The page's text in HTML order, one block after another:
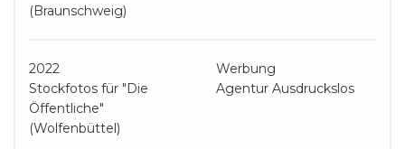
(Braunschweig)
2022
Werbung
Stockfotos für "Die
Öffentliche"
(Wolfenbüttel)
Agentur Ausdruckslos